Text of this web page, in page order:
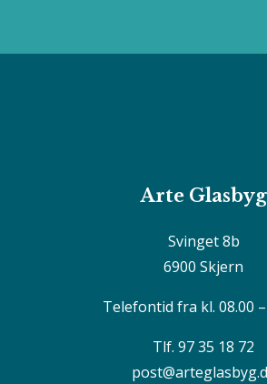
Arte Glasbyg
Svinget 8b
6900 Skjern
Telefontid fra kl. 08.00
Tlf. 97 35 18 72